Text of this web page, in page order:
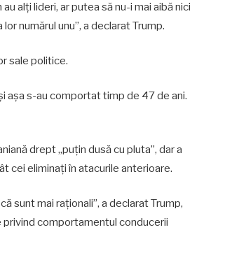
alți lideri, ar putea să nu-i mai aibă nici
numărul unu”, a declarat Trump.
sale politice.
așa s-au comportat timp de 47 de ani.
drept „puțin dusă cu pluta”, dar a
cei eliminați în atacurile anterioare.
sunt mai raționali”, a declarat Trump,
privind comportamentul conducerii